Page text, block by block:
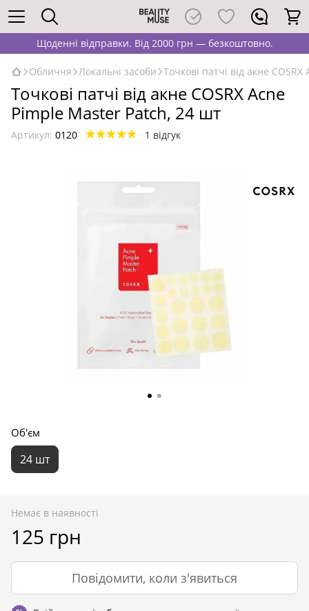
Щоденні відправки. Від 2000 грн — безкоштовно.
Обличчя Локальні засоби Точкові патчі від акне
Точкові патчі від акне COSRX Acne
Pimple Master Patch, 24 шт
Артикул: 0120 1 відгук
Об'єм
24 шт
Немає в наявності
125 грн
Повідомити, коли з'явиться